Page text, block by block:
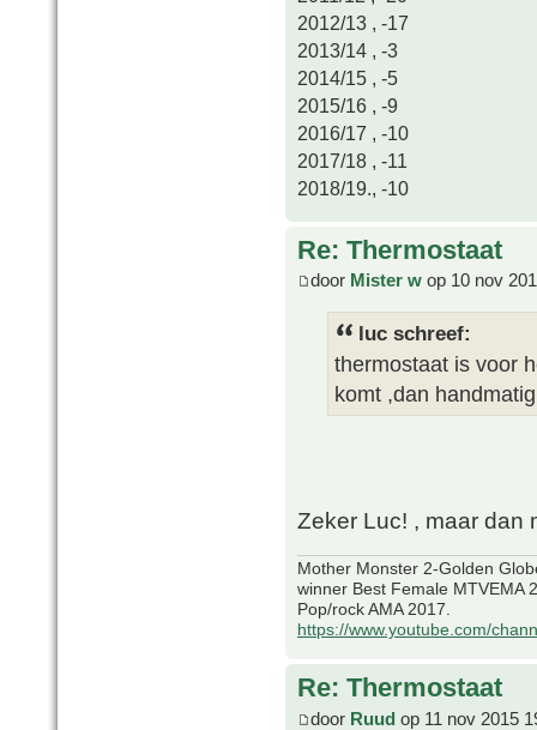
2012/13 , -17
2013/14 , -3
2014/15 , -5
2015/16 , -9
2016/17 , -10
2017/18 , -11
2018/19., -10
Re: Thermostaat
door Mister w op 10 nov
luc schreef:
thermostaat is voor
komt ,dan
Zeker Luc! , maar dan
Mother Monster 2-Golden
winner Best Female MTVEMA
Pop/rock AMA 2017.
https://www.youtube.com/
Re: Thermostaat
door Ruud op 11 nov 2015